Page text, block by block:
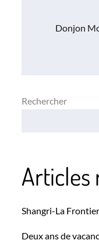
Donjon
Rechercher
Articles
Shangri-La
Deux ans de